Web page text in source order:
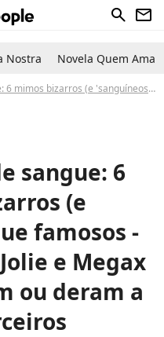
search newsletter
Nostra Novela Quem Ama
que famosos - como Angelina Jolie e Megax Fox! - receberam ou deram a seus parceiros
sangue: 6
(e
famosos -
e Megax
ou deram a